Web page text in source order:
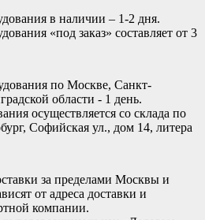
в наличии – 1-2 дня.
«под заказ» составляет от 3
по Москве, Санкт-
области - 1 день.
осуществляется со склада по
Софийская ул., дом 14, литера
за пределами Москвы и
от адреса доставки и
компании.